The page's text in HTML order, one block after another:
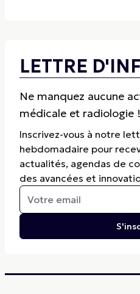
LETTRE
Ne manquez aucune
médicale et radiologie !
Inscrivez-vous à notre
hebdomadaire pour
actualités, agendas de
des avancées et